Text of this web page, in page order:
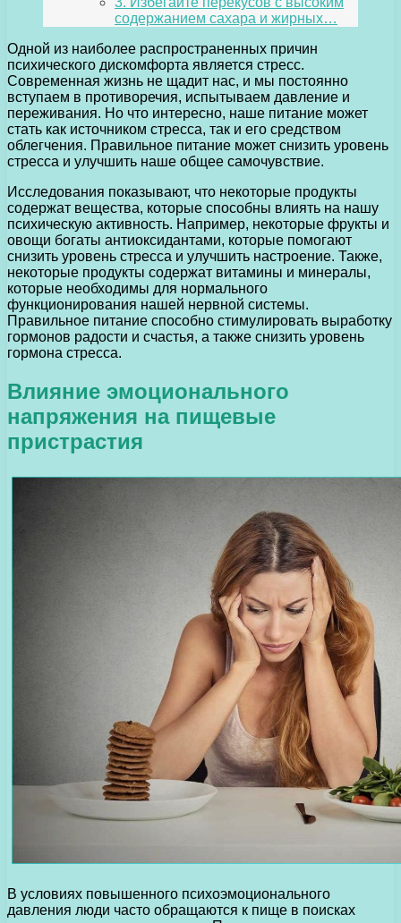
содержанием сахара и жирных…
Одной из наиболее распространенных причин
психического дискомфорта является стресс.
Современная жизнь не щадит нас, и мы постоянно
вступаем в противоречия, испытываем давление и
переживания. Но что интересно, наше питание может
стать как источником стресса, так и его средством
облегчения. Правильное питание может снизить уровень
стресса и улучшить наше общее самочувствие.
Исследования показывают, что некоторые продукты
содержат вещества, которые способны влиять на нашу
психическую активность. Например, некоторые фрукты и
овощи богаты антиоксидантами, которые помогают
снизить уровень стресса и улучшить настроение. Также,
некоторые продукты содержат витамины и минералы,
которые необходимы для нормального
функционирования нашей нервной системы.
Правильное питание способно стимулировать выработку
гормонов радости и счастья, а также снизить уровень
гормона стресса.
Влияние эмоционального
напряжения на пищевые
пристрастия
В условиях повышенного психоэмоционального
давления люди часто обращаются к пище в поисках